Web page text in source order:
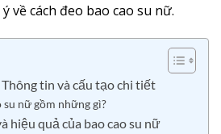
về cách đeo bao cao su nữ.
Thông tin và cấu tạo chi tiết
nữ gồm những gì?
hiệu quả của bao cao su nữ